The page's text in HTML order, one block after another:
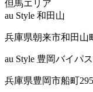
但馬エリア
au Style 和田山
兵庫県朝来市和田山
au Style 豊岡バイパス
兵庫県豊岡市船町